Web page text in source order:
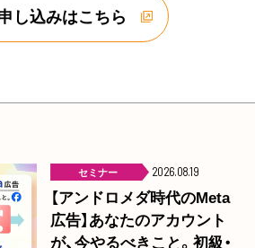
し込みはこちら
セミナー 2026.08.19
【アンドロメダ時代のMeta
広告】あなたのアカウント
が、今やるべきこと。初級・